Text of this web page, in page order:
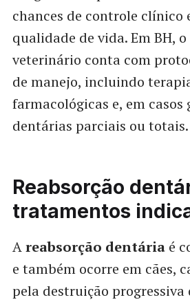
chances de controle clínico
qualidade de vida. Em BH,
veterinário conta com
de manejo, incluindo
farmacológicas e, em casos
dentárias parciais ou totais.
Reabsorção
tratamentos
Areabsorção dentáriaé
e também ocorre em cães,
pela destruição progressiva